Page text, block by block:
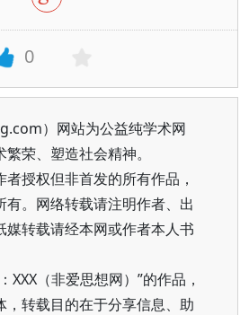
0
）网站为公益纯学术网
荣、塑造社会精神。
者授权但非首发的所有作品，
有。网络转载请注明作者、出
媒转载请经本网或作者本人书
XXX（非爱思想网）”的作品，
，转载目的在于分享信息、助